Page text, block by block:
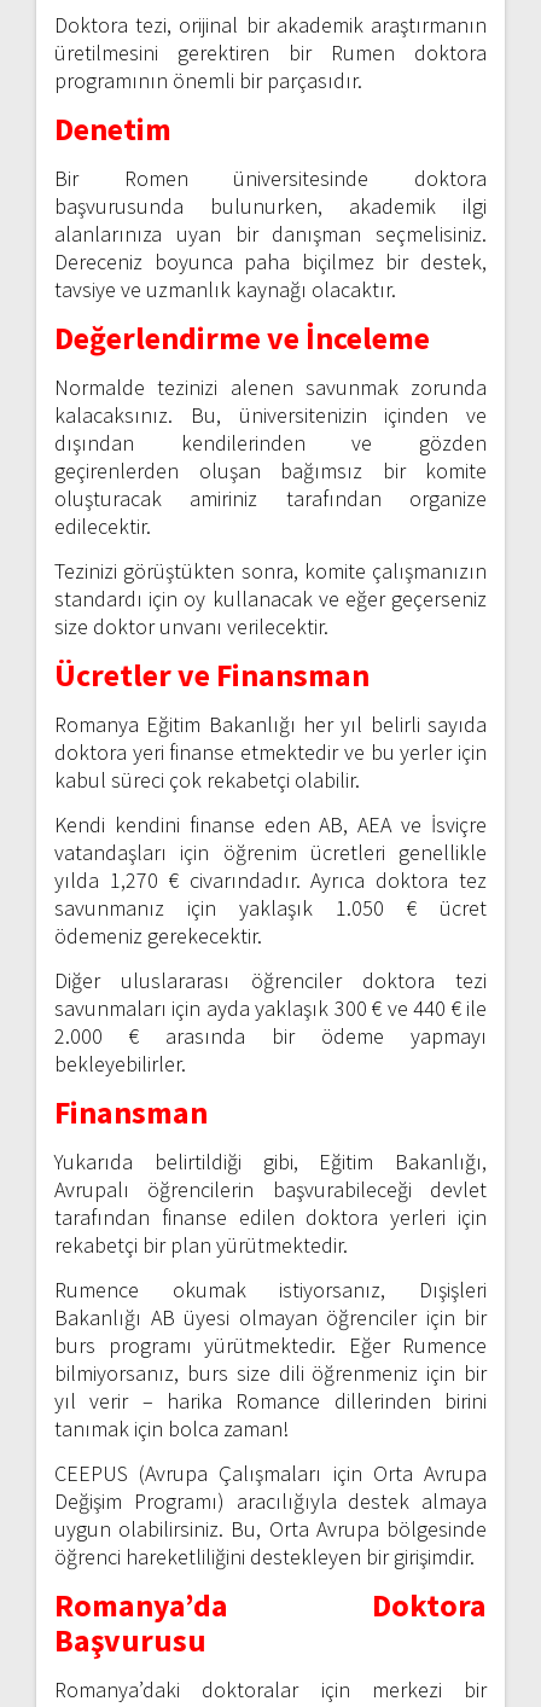
Doktora tezi, orijinal bir akademik araştırmanın
üretilmesini gerektiren bir Rumen doktora
programının önemli bir parçasıdır.
Denetim
Bir Romen üniversitesinde doktora
başvurusunda bulunurken, akademik ilgi
alanlarınıza uyan bir danışman seçmelisiniz.
Dereceniz boyunca paha biçilmez bir destek,
tavsiye ve uzmanlık kaynağı olacaktır.
Değerlendirme ve İnceleme
Normalde tezinizi alenen savunmak zorunda
kalacaksınız. Bu, üniversitenizin içinden ve
dışından kendilerinden ve gözden
geçirenlerden oluşan bağımsız bir komite
oluşturacak amiriniz tarafından organize
edilecektir.
Tezinizi görüştükten sonra, komite çalışmanızın
standardı için oy kullanacak ve eğer geçerseniz
size doktor unvanı verilecektir.
Ücretler ve Finansman
Romanya Eğitim Bakanlığı her yıl belirli sayıda
doktora yeri finanse etmektedir ve bu yerler için
kabul süreci çok rekabetçi olabilir.
Kendi kendini finanse eden AB, AEA ve İsviçre
vatandaşları için öğrenim ücretleri genellikle
yılda 1,270 € civarındadır. Ayrıca doktora tez
savunmanız için yaklaşık 1.050 € ücret
ödemeniz gerekecektir.
Diğer uluslararası öğrenciler doktora tezi
savunmaları için ayda yaklaşık 300 € ve 440 € ile
2.000 € arasında bir ödeme yapmayı
bekleyebilirler.
Finansman
Yukarıda belirtildiği gibi, Eğitim Bakanlığı,
Avrupalı ​​öğrencilerin başvurabileceği devlet
tarafından finanse edilen doktora yerleri için
rekabetçi bir plan yürütmektedir.
Rumence okumak istiyorsanız, Dışişleri
Bakanlığı AB üyesi olmayan öğrenciler için bir
burs programı yürütmektedir. Eğer Rumence
bilmiyorsanız, burs size dili öğrenmeniz için bir
yıl verir – harika Romance dillerinden birini
tanımak için bolca zaman!
CEEPUS (Avrupa Çalışmaları için Orta Avrupa
Değişim Programı) aracılığıyla destek almaya
uygun olabilirsiniz. Bu, Orta Avrupa bölgesinde
öğrenci hareketliliğini destekleyen bir girişimdir.
Romanya’da Doktora
Başvurusu
Romanya’daki doktoralar için merkezi bir